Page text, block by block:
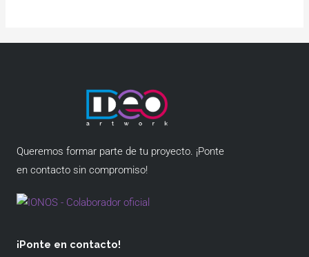
Queremos formar parte de tu proyecto. ¡Ponte
en contacto sin compromiso!
¡Ponte en contacto!